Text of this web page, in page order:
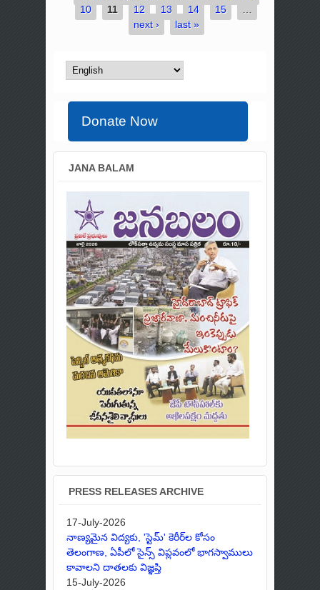
Pages
10
11 12 13 14 15
next ›
last »
Donate Now
JANA BALAM
PRESS RELEASES ARCHIVE
17-July-2026
నాణ్యమైన విద్యకు, 'స్టెమ్' కెరీర్‌ల కోసం
తెలంగాణ, ఏపీలో సైన్స్ విప్లవంలో భాగస్వాములు
కావాలని దాతలకు విజ్ఞప్తి
15-July-2026